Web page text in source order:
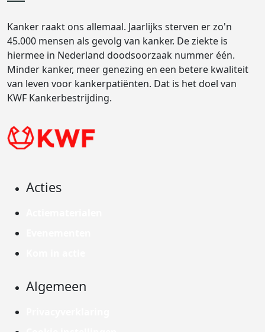
Kanker raakt ons allemaal. Jaarlijks sterven er zo'n
45.000 mensen als gevolg van kanker. De ziekte is
hiermee in Nederland doodsoorzaak nummer één.
Minder kanker, meer genezing en een betere kwaliteit
van leven voor kankerpatiënten. Dat is het doel van
KWF Kankerbestrijding.
Acties
Algemeen